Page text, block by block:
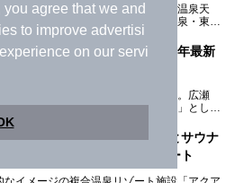
agree that we and
to improve advertisi
on our servi
ポロビールのPRイベント告知記事です。
泉郷は温泉好きなら一度は行きたい温泉天
こには個性豊かな鳴子温泉・川渡温泉・東鳴
泉・鬼首温泉という5つの温泉地があり、
、硫酸塩泉、炭酸水素塩泉などと多様な泉
るからです。
帰り温泉）だけでなく、嬉しいことに多く
も立ち寄り入浴に門戸を開いてくれていま
館の中から、おすすめしたい5ヶ所の温泉を
ました。うち3ヶ所はサウナも楽しめます。
パー銭湯おすすめ14選 【2025年最新
県中部に位置する同県の県庁所在地。広瀬
た豊かな自然に恵まれた「杜の都」として
将・伊達政宗のお膝元として歴史ファンにも
線を使えば都心から1時間30分とアクセスも
のおすすめスーパー銭湯をご紹介します。
にもう一度にぎわいを！温泉とサウナ
クアイグニス仙台」体験レポート